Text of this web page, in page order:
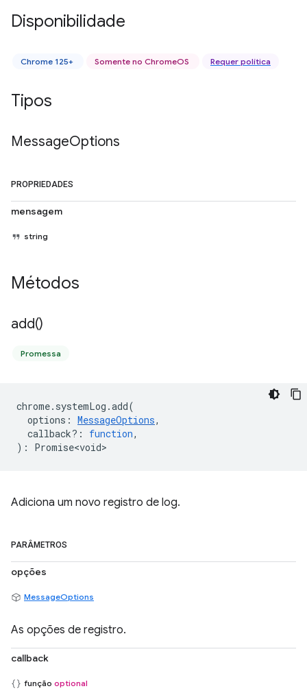
Disponibilidade
Chrome 125+ Somente no ChromeOS Requer política
Tipos
MessageOptions
PROPRIEDADES
mensagem
string
Métodos
add()
Promessa
chrome. systemLog .add(
options : MessageOptions,
callback? : function,
) : Promise<void>
Adiciona um novo registro de log.
PARÂMETROS
opções
MessageOptions
As opções de registro.
callback
função optional